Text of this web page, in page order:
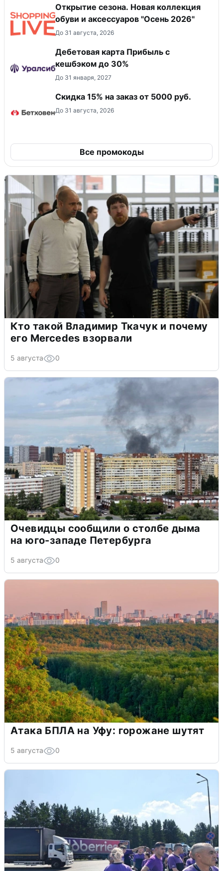
Открытие сезона. Новая коллекция
обуви и аксессуаров "Осень 2026"
До 31 августа, 2026
Дебетовая карта Прибыль с
кешбэком до 30%
До 31 января, 2027
Скидка 15% на заказ от 5000 руб.
До 31 августа, 2026
Все промокоды
Кто такой Владимир Ткачук и почему
его Mercedes взорвали
5 августа 0
Очевидцы сообщили о столбе дыма
на юго-западе Петербурга
5 августа 0
Атака БПЛА на Уфу: горожане шутят
5 августа 0